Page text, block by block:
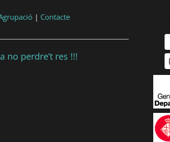
| Contacte
no perdre’t res !!!